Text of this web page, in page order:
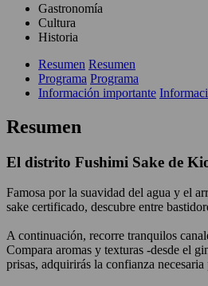
Gastronomía
Cultura
Historia
Resumen Resumen
Programa Programa
Información importante
Resumen
El distrito Fushimi Sake de
Famosa por la suavidad del agua y el
sake certificado, descubre entre
A continuación, recorre tranquilos
Compara aromas y texturas -desde el
prisas, adquirirás la confianza